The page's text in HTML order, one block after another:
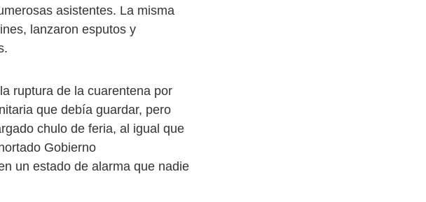
asistentes. La misma
lanzaron esputos y
ruptura de la cuarentena por
que debía guardar, pero
chulo de feria, al igual que
Gobierno
un estado de alarma que nadie